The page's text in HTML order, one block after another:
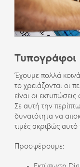
Τυπογράφοι
Έχουμε πολλά
το χρειάζονται οι
είναι οι
Σε αυτή την
δυνατότητα να
τιμές ακριβώς αυτό
Προσφέρουμε: